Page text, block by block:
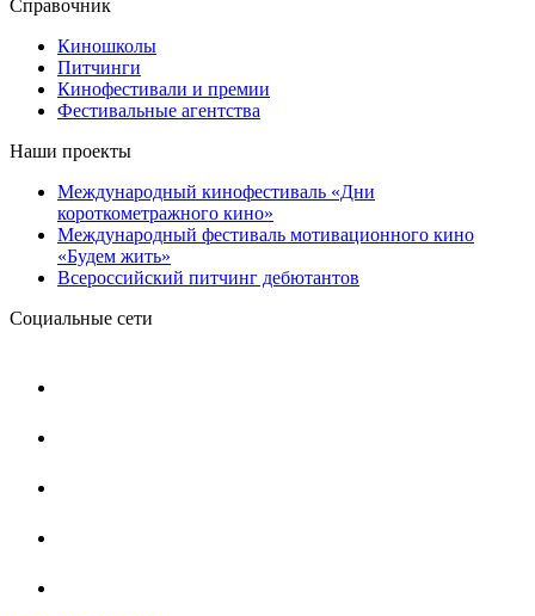
Справочник
Киношколы
Питчинги
Кинофестивали и премии
Фестивальные агентства
Наши проекты
Международный кинофестиваль «Дни
короткометражного кино»
Международный фестиваль мотивационного кино
«Будем жить»
Всероссийский питчинг дебютантов
Социальные сети